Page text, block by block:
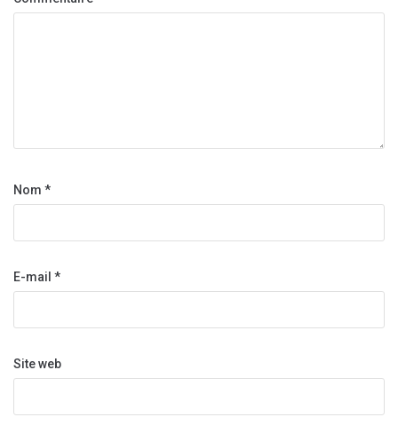
Nom *
E-mail *
Site web